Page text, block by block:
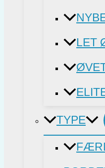
LET
TYPE